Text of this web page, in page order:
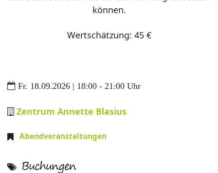
können.
Wertschätzung: 45 €
Fr. 18.09.2026 | 18:00 - 21:00 Uhr
Zentrum Annette Blasius
Abendveranstaltungen
Buchungen